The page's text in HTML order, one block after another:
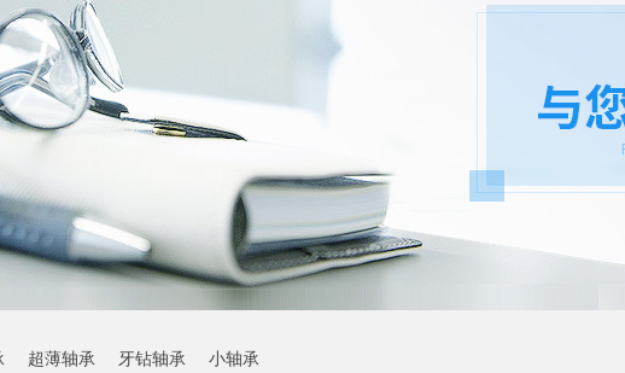
超薄轴承 牙钻轴承 小轴承